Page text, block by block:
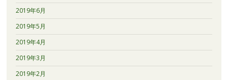
2019年6月
2019年5月
2019年4月
2019年3月
2019年2月